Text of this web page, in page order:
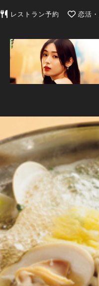
東京カレンダー | 最新のグル
レストラン予約 恋活